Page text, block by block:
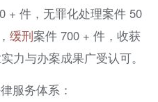
+ 件，无罪化处理案件 50
缓刑案件 700 + 件，收获
力与办案成果广受认可。
服务体系：